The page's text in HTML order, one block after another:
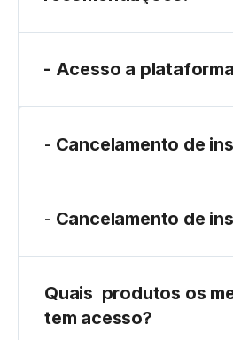
- Acesso a
- Cancelamento de
- Cancelamento de
Quais produtos os
tem acesso?